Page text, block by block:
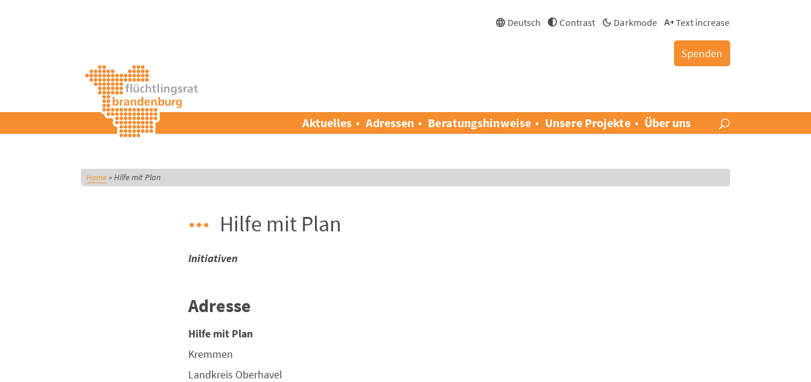
Deutsch Contrast Darkmode Text increase
Spenden
Aktuelles Adressen Beratungshinweise Unsere Projekte Über uns
Home»Hilfe mit Plan
Hilfe mit Plan
Initiativen
Adresse
Hilfe mit Plan
Kremmen
Landkreis Oberhavel